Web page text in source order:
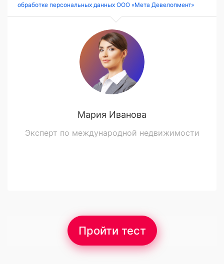
обработке персональных данных ООО «Мета Девелопмент»
Мария Иванова
Эксперт по международной недвижимости
Пройти тест